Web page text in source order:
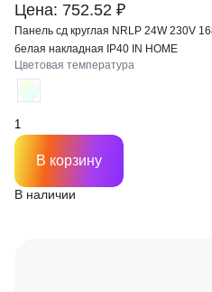
Цена: 752.52 ₽
Панель сд круглая NRLP 24W 230V 1680Lm 285мм
белая накладная IP40 IN HOME
В наличии
Цветовая температура
В корзину